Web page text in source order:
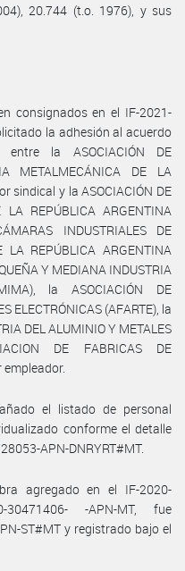
20.744 (t.o. 1976), y sus
consignados en el IF-2021-
la adhesión al acuerdo
entre la ASOCIACIÓN DE
METALMECÁNICA DE LA
sindical y la ASOCIACIÓN DE
LA REPÚBLICA ARGENTINA
INDUSTRIALES DE
LA REPÚBLICA ARGENTINA
Y MEDIANA INDUSTRIA
la ASOCIACIÓN DE
ELECTRÓNICAS (AFARTE), la
DEL ALUMINIO Y METALES
DE FABRICAS DE
empleador.
el listado de personal
conforme el detalle
APN-DNRYRT#MT.
agregado en el IF-2020-
30471406- -APN-MT, fue
ST#MT y registrado bajo el